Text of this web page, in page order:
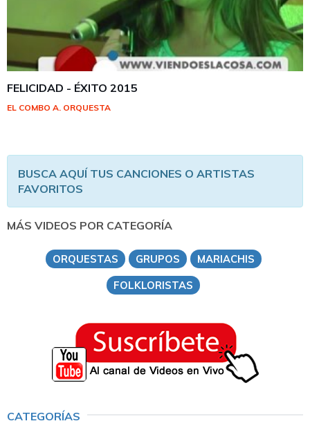
FELICIDAD - ÉXITO 2015
EL COMBO A. ORQUESTA
BUSCA AQUÍ TUS CANCIONES O ARTISTAS
FAVORITOS
MÁS VIDEOS POR CATEGORÍA
ORQUESTAS GRUPOS
MARIACHIS
FOLKLORISTAS
CATEGORÍAS